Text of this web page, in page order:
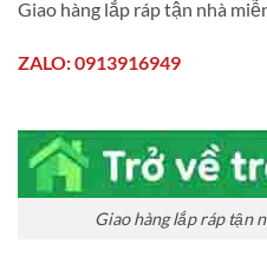
Giao hàng lắp ráp tận nhà
ZALO: 0913916949
Giao hàng lắp ráp tận